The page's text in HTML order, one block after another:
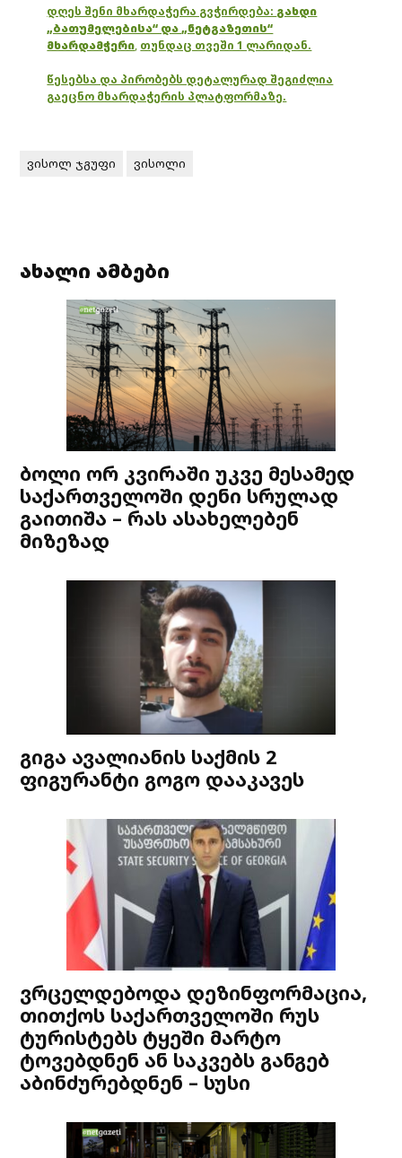
დღეს შენი მხარდაჭერა გვჭირდება: გახდი
„ბათუმელებისა“ და „ნეტგაზეთის“
მხარდამჭერი, თუნდაც თვეში 1 ლარიდან.
წესებსა და პირობებს დეტალურად შეგიძლია
გაეცნო მხარდაჭერის პლატფორმაზე.
ვისოლ ჯგუფი ვისოლი
ახალი ამბები
ბოლი ორ კვირაში უკვე მესამედ
საქართველოში დენი სრულად
გაითიშა – რას ასახელებენ
მიზეზად
გიგა ავალიანის საქმის 2
ფიგურანტი გოგო დააკავეს
ვრცელდებოდა დეზინფორმაცია,
თითქოს საქართველოში რუს
ტურისტებს ტყეში მარტო
ტოვებდნენ ან საკვებს განგებ
აბინძურებდნენ – სუსი